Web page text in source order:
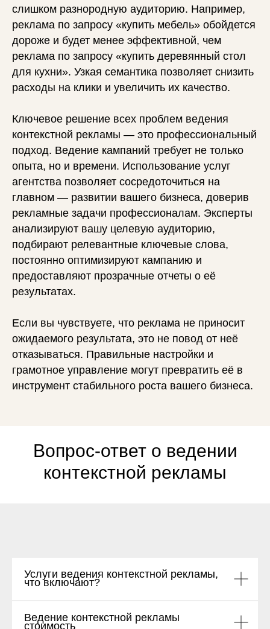
слишком разнородную аудиторию. Например,
реклама по запросу «купить мебель» обойдется
дороже и будет менее эффективной, чем
реклама по запросу «купить деревянный стол
для кухни». Узкая семантика позволяет снизить
расходы на клики и увеличить их качество.
Ключевое решение всех проблем ведения
контекстной рекламы — это профессиональный
подход. Ведение кампаний требует не только
опыта, но и времени. Использование услуг
агентства позволяет сосредоточиться на
главном — развитии вашего бизнеса, доверив
рекламные задачи профессионалам. Эксперты
анализируют вашу целевую аудиторию,
подбирают релевантные ключевые слова,
постоянно оптимизируют кампанию и
предоставляют прозрачные отчеты о её
результатах.
Если вы чувствуете, что реклама не приносит
ожидаемого результата, это не повод от неё
отказываться. Правильные настройки и
грамотное управление могут превратить её в
инструмент стабильного роста вашего бизнеса.
Вопрос-ответ о ведении
контекстной рекламы
Услуги ведения контекстной рекламы,
что включают?
Ведение контекстной рекламы
стоимость